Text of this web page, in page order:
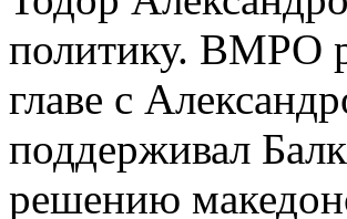
политику. ВМРО
главе с
поддерживал
решению